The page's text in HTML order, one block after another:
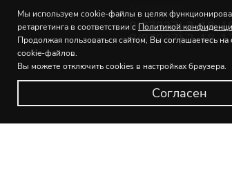
Дж. Гершвин - Summertime
Дж. А. Лефебюр-Вели -
Кисловодск
8(87937) 2-18-
8(87937) 2-18-
Мы используем cookie-файлы в целях
ретаргетинга в соответствии с Политикой
Продолжая пользоваться сайтом, Вы соглашаетесь
cookie-файлов.
Вы можете отключить cookies в настройках браузера.
Согласен